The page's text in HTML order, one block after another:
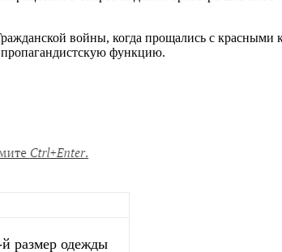
войны, когда прощались с
пропагандистскую функцию.
размер одежды